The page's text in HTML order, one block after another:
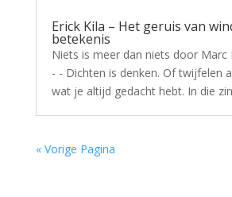
Erick Kila – Het geruis van
betekenis
Niets is meer dan niets door Marc
- - Dichten is denken. Of twijfelen
wat je altijd gedacht hebt. In die
« Vorige Pagina